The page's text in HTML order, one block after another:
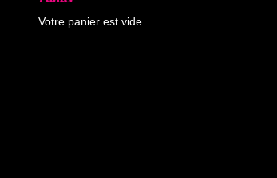
Votre panier est vide.